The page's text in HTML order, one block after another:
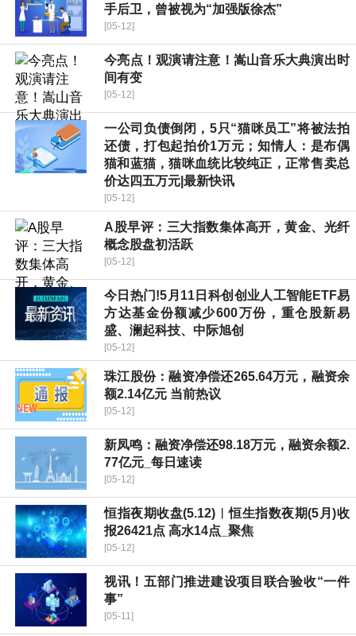
手后卫，曾被视为“加强版徐杰”
[05-12]
今亮点！观演请注意！嵩山音乐大典演出时
间有变
[05-12]
一公司负债倒闭，5只“猫咪员工”将被法拍
还债，打包起拍价1万元；知情人：是布偶
猫和蓝猫，猫咪血统比较纯正，正常售卖总
价达四五万元|最新快讯
[05-12]
A股早评：三大指数集体高开，黄金、光纤
概念股盘初活跃
[05-12]
今日热门!5月11日科创创业人工智能ETF易
方达基金份额减少600万份，重仓股新易
盛、澜起科技、中际旭创
[05-12]
珠江股份：融资净偿还265.64万元，融资余
额2.14亿元 当前热议
[05-12]
新凤鸣：融资净偿还98.18万元，融资余额2.
77亿元_每日速读
[05-12]
恒指夜期收盘(5.12)︱恒生指数夜期(5月)收
报26421点 高水14点_聚焦
[05-12]
视讯！五部门推进建设项目联合验收“一件
事”
[05-11]